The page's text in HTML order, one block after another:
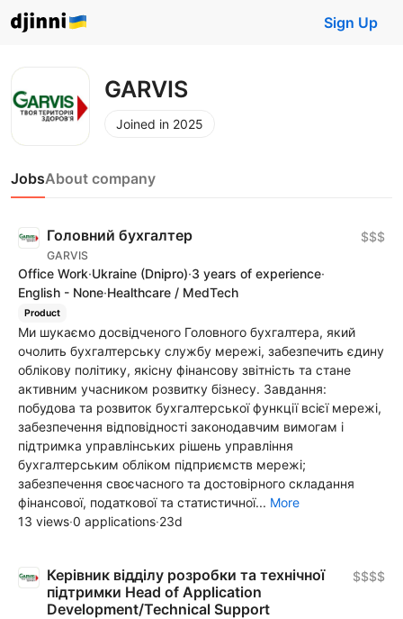
Sign Up
GARVIS
Joined in 2025
JobsAbout company
Головний бухгалтер
GARVIS
$$$
Office Work·Ukraine (Dnipro)·3 years of experience·
English - None·Healthcare / MedTech
Product
Ми шукаємо досвідченого Головного бухгалтера, який
очолить бухгалтерську службу мережі, забезпечить єдину
облікову політику, якісну фінансову звітність та стане
активним учасником розвитку бізнесу. Завдання:
побудова та розвиток бухгалтерської функції всієї мережі,
забезпечення відповідності законодавчим вимогам і
підтримка управлінських рішень управління
бухгалтерським обліком підприємств мережі;
забезпечення своєчасного та достовірного складання
фінансової, податкової та статистичної... More
13 views·0 applications·23d
Керівник відділу розробки та технічної
підтримки Head of Application
Development/Technical Support
$$$$